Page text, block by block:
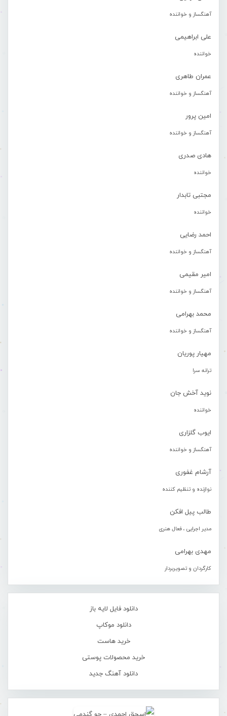
آهنگساز و خواننده
علی ابراهیمی
خواننده
عمران طاهری
آهنگساز و خواننده
امین پرور
آهنگساز و خواننده
هادی صدری
خواننده
مجتبی تابدار
خواننده
احمد رضایی
آهنگساز و خواننده
امیر مقیمی
آهنگساز و خواننده
محمد بهرامی
آهنگساز و خواننده
مهیار پوریان
ترانه سرا
نوید آخش جان
خواننده
ایوب گلزاری
آهنگساز و خواننده
آرشام غفوری
نوازنده و تنظیم کننده
طالب پیل افکن
مدیر اجرایی ، فعال هنری
مهدی بهرامی
کارگردان و تصویربردار
دانلود فایل لایه باز
دانلود موکاپ
خرید هاست
خرید محصولات پوستی
دانلود آهنگ جدید